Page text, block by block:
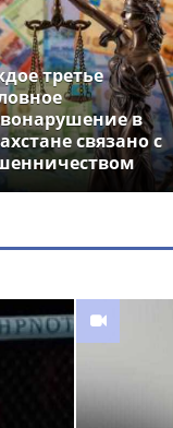
третье
в
связано с